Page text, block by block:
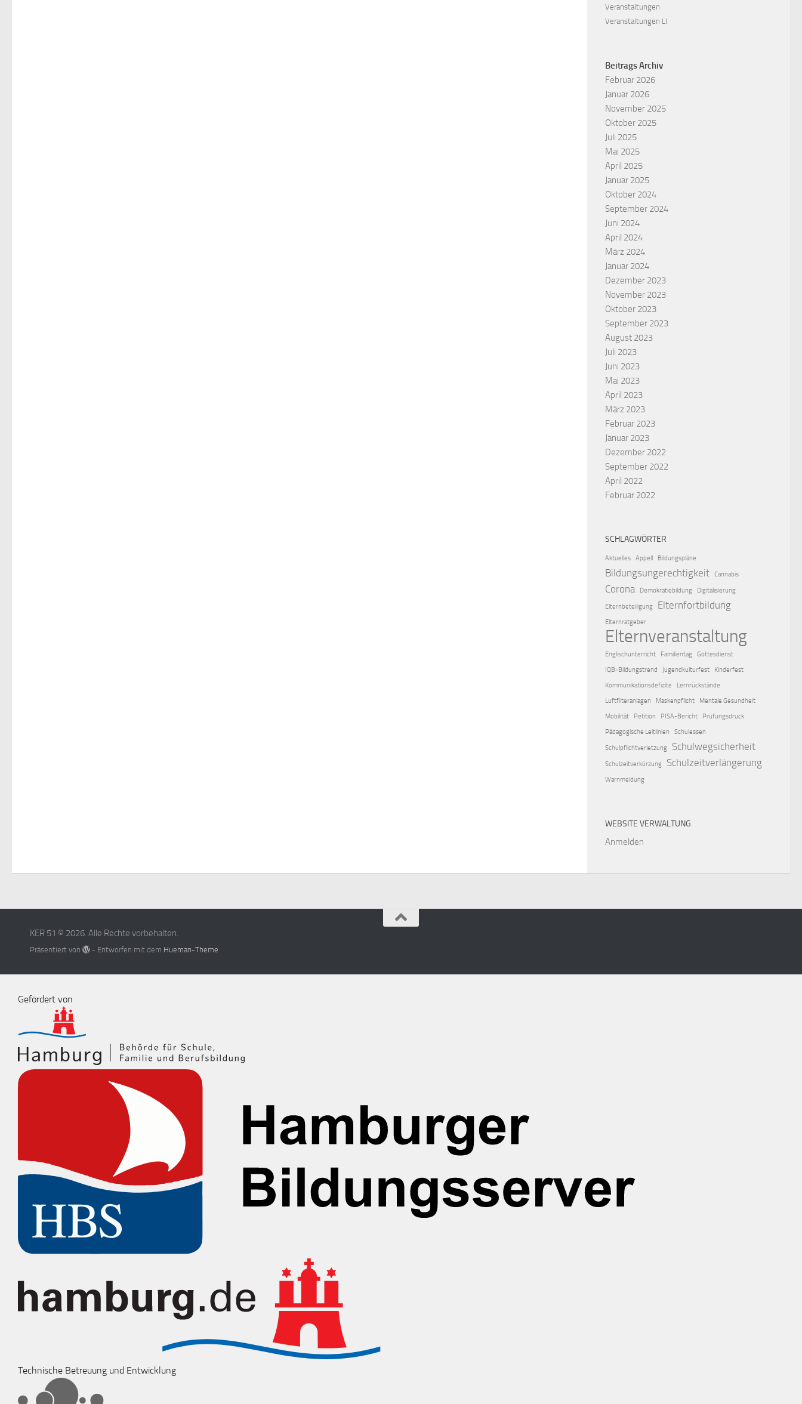
Veranstaltungen
Veranstaltungen LI
Beitrags Archiv
Februar 2026
Januar 2026
November 2025
Oktober 2025
Juli 2025
Mai 2025
April 2025
Januar 2025
Oktober 2024
September 2024
Juni 2024
April 2024
März 2024
Januar 2024
Dezember 2023
November 2023
Oktober 2023
September 2023
August 2023
Juli 2023
Juni 2023
Mai 2023
April 2023
März 2023
Februar 2023
Januar 2023
Dezember 2022
September 2022
April 2022
Februar 2022
SCHLAGWÖRTER
Aktuelles Appell Bildungspläne
Bildungsungerechtigkeit Cannabis
Corona Demokratiebildung Digitalisierung
Elternbeteiligung Elternfortbildung
Elternratgeber
Elternveranstaltung
Englischunterricht Familientag
Gottesdienst
IQB‑Bildungstrend
Jugendkulturfest
Kinderfest
Kommunikationsdefizite
Lernrückstände
Luftfilteranlagen
Maskenpflicht
Mentale Gesundheit
Mobilität
Petition PISA-Bericht
Prüfungsdruck
Pädagogische Leitlinien
Schulessen
Schulpflichtverletzung Schulwegsicherheit
Schulzeitverkürzung Schulzeitverlängerung
Warnmeldung
WEBSITE VERWALTUNG
Anmelden
KER 51 © 2026. Alle Rechte vorbehalten.
Präsentiert von - Entworfen mit dem Hueman-Theme
Gefördert von
Technische Betreuung und Entwicklung